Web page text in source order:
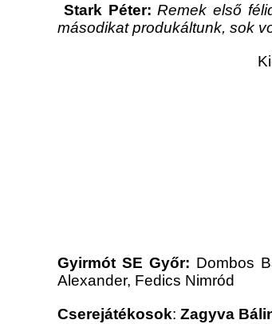
Stark Péter: Remek első
másodikat produkáltunk, sok
Gyirmót SE Győr: Dombos
Alexander, Fedics Nimród
Cserejátékosok: Zagyva